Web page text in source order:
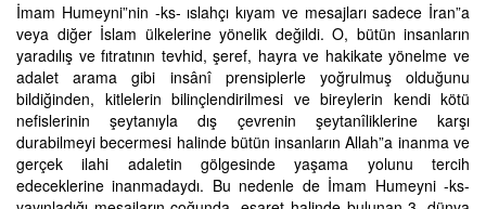
İmam Humeyni”nin -ks- ıslahçı kıyam ve mesajları sadece İran”a
veya diğer İslam ülkelerine yönelik değildi. O, bütün insanların
yaradılış ve fıtratının tevhid, şeref, hayra ve hakikate yönelme ve
adalet arama gibi insânî prensiplerle yoğrulmuş olduğunu
bildiğinden, kitlelerin bilinçlendirilmesi ve bireylerin kendi kötü
nefislerinin şeytanıyla dış çevrenin şeytanîliklerine karşı
durabilmeyi becermesi halinde bütün insanların Allah”a inanma ve
gerçek ilahi adaletin gölgesinde yaşama yolunu tercih
edeceklerine inanmadaydı. Bu nedenle de İmam Humeyni -ks-